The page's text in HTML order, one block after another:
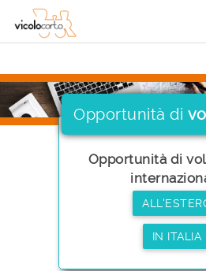
Opportunità di
Opportunità di
IN ITALIA